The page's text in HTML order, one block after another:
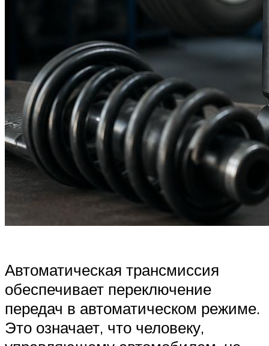
Автоматическая трансмиссия
обеспечивает переключение
передач в автоматическом режиме.
Это означает, что человеку,